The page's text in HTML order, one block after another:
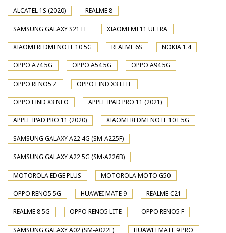
ALCATEL 1S (2020) REALME 8
SAMSUNG GALAXY S21 FE XIAOMI MI 11 ULTRA
XIAOMI REDMI NOTE 10 5G REALME 6S NOKIA 1.4
OPPO A74 5G OPPO A54 5G OPPO A94 5G
OPPO RENO5 Z OPPO FIND X3 LITE
OPPO FIND X3 NEO APPLE IPAD PRO 11 (2021)
APPLE IPAD PRO 11 (2020) XIAOMI REDMI NOTE 10T 5G
SAMSUNG GALAXY A22 4G (SM-A225F)
SAMSUNG GALAXY A22 5G (SM-A226B)
MOTOROLA EDGE PLUS MOTOROLA MOTO G50
OPPO RENO5 5G HUAWEI MATE 9 REALME C21
REALME 8 5G OPPO RENO5 LITE OPPO RENO5 F
SAMSUNG GALAXY A02 (SM-A022F) HUAWEI MATE 9 PRO